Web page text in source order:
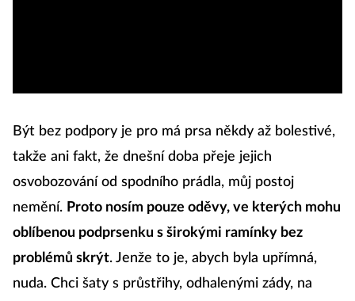
Být bez podpory je pro má prsa někdy až bolestivé,
takže ani fakt, že dnešní doba přeje jejich
osvobozování od spodního prádla, můj postoj
nemění. Proto nosím pouze oděvy, ve kterých mohu
oblíbenou podprsenku s širokými ramínky bez
problémů skrýt. Jenže to je, abych byla upřímná,
nuda. Chci šaty s průstřihy, odhalenými zády, na